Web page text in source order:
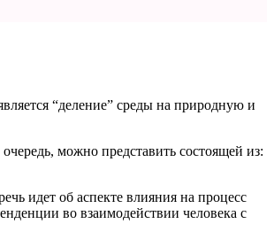
“деление” среды на природную и
можно представить состоящей из:
идет об аспекте влияния на процесс
во взаимодействии человека с